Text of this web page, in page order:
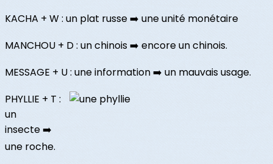
KACHA + W : un plat russe ➡️ une unité monétaire
MANCHOU + D : un chinois ➡️ encore un chinois.
MESSAGE + U : une information ➡️ un mauvais usage.
PHYLLIE + T :
un
insecte ➡️
une roche.